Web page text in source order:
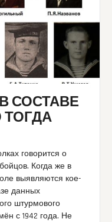
СОСТАВЕ
говорится о
Когда же в
выявляются кое-
данных
штурмового
с 1942 года. Не